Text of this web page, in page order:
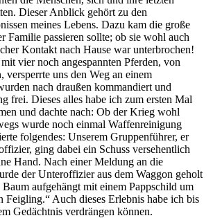
Dieser Anblick gehört zu den
meines Lebens. Dazu kam die große
Familie passieren sollte; ob sie wohl auch
Kontakt nach Hause war unterbrochen!
vier noch angespannten Pferden, von
versperrte uns den Weg an einem
nach draußen kommandiert und
frei. Dieses alles habe ich zum ersten Mal
und dachte nach: Ob der Krieg wohl
wurde noch einmal Waffenreinigung
folgendes: Unserem Gruppenführer, er
ging dabei ein Schuss versehentlich
Hand. Nach einer Meldung an die
der Unteroffizier aus dem Waggon geholt
Baum aufgehängt mit einem Pappschild um
Feigling.
Auch dieses Erlebnis habe ich bis
Gedächtnis verdrängen können.